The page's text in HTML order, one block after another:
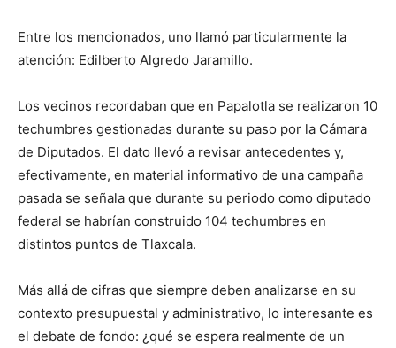
Entre los mencionados, uno llamó particularmente la
atención: Edilberto Algredo Jaramillo.
Los vecinos recordaban que en Papalotla se realizaron 10
techumbres gestionadas durante su paso por la Cámara
de Diputados. El dato llevó a revisar antecedentes y,
efectivamente, en material informativo de una campaña
pasada se señala que durante su periodo como diputado
federal se habrían construido 104 techumbres en
distintos puntos de Tlaxcala.
Más allá de cifras que siempre deben analizarse en su
contexto presupuestal y administrativo, lo interesante es
el debate de fondo: ¿qué se espera realmente de un